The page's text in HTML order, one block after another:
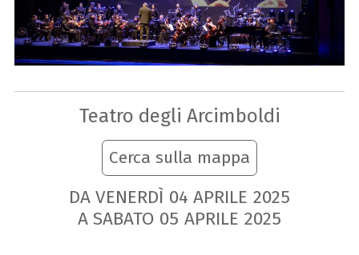
Teatro degli Arcimboldi
Cerca sulla mappa
DA VENERDÌ 04 APRILE 2025
A SABATO 05 APRILE 2025